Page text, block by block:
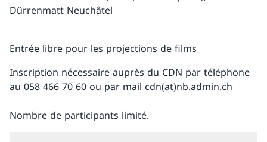
Dürrenmatt Neuchâtel
Entrée libre pour les projections de films
Inscription nécessaire auprès du CDN par téléphone
au 058 466 70 60 ou par mail cdn(at)nb.admin.ch
Nombre de participants limité.